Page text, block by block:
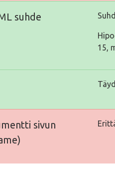
suhde
15,
sivun